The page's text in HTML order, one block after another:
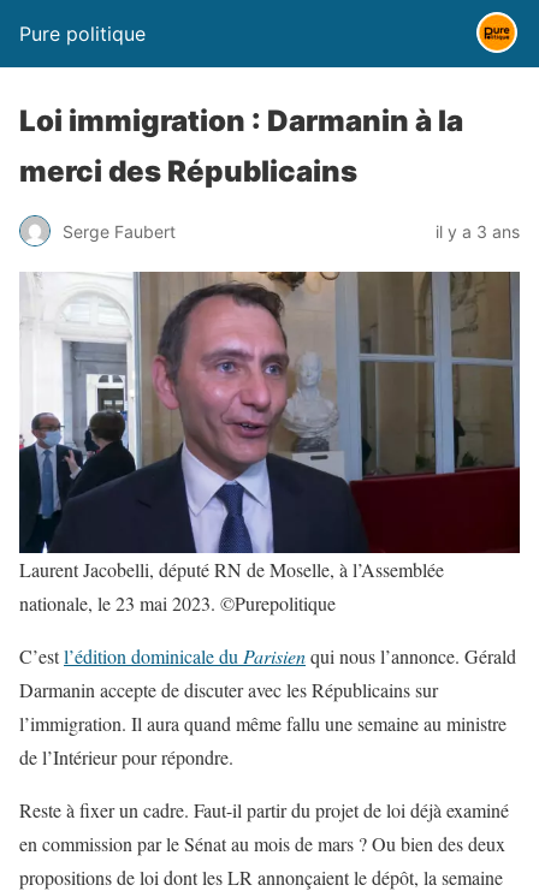
Pure politique
Loi immigration : Darmanin à la
merci des Républicains
Serge Faubert il y a 3 ans
Laurent Jacobelli, député RN de Moselle, à l’Assemblée
nationale, le 23 mai 2023. ©Purepolitique
C’estl’édition dominicale du Parisienqui nous l’annonce. Gérald
Darmanin accepte de discuter avec les Républicains sur
l’immigration. Il aura quand même fallu une semaine au ministre
de l’Intérieur pour répondre.
Reste à fixer un cadre. Faut-il partir du projet de loi déjà examiné
en commission par le Sénat au mois de mars ? Ou bien des deux
propositions de loi dont les LR annonçaient le dépôt, la semaine